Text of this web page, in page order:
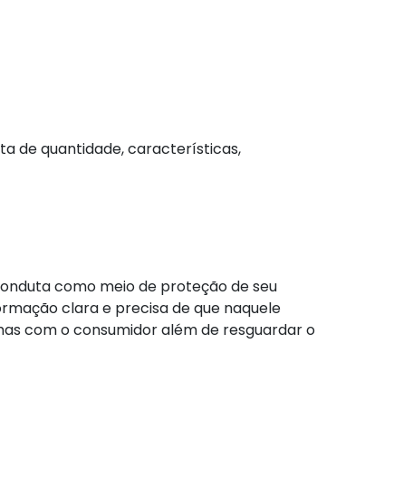
de quantidade, características,
como meio de proteção de seu
clara e precisa de que naquele
com o consumidor além de resguardar o